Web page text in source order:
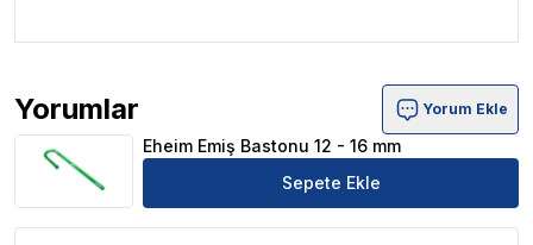
Yorumlar
Eheim Emiş Bastonu 12 - 16 mm Ürün Yorumları
Yorum Ekle
Eheim Emiş Bastonu 12 - 16 mm
Sepete Ekle